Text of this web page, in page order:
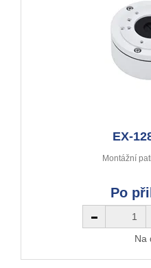
EX-
Montážní
Po
Na